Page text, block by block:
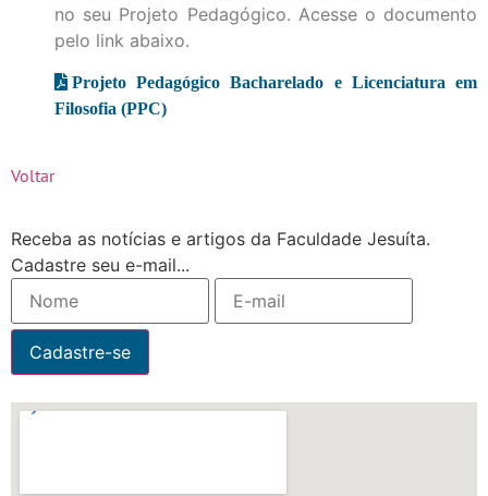
no seu Projeto Pedagógico. Acesse o documento
pelo link abaixo.
Projeto Pedagógico Bacharelado e Licenciatura em
Filosofia (PPC)
Voltar
Receba as notícias e artigos da Faculdade Jesuíta.
Cadastre seu e-mail...